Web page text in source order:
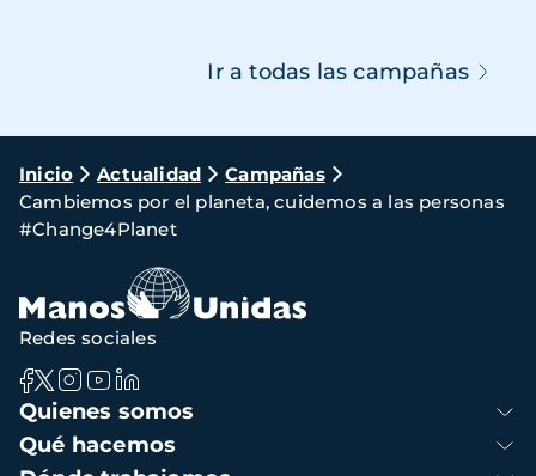
Ir a todas las campañas
Ruta
de
navegación
Inicio Actualidad
Campañas
Cambiemos por el planeta, cuidemos a las personas
#Change4Planet
Navegación
principal
Quienes somos
Qué hacemos
Redes sociales